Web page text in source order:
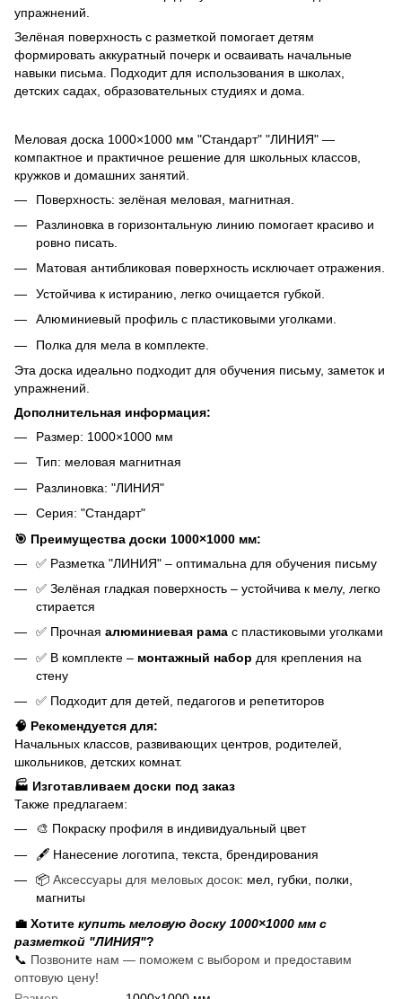
упражнений.
Зелёная поверхность с разметкой помогает детям
формировать аккуратный почерк и осваивать начальные
навыки письма. Подходит для использования в школах,
детских садах, образовательных студиях и дома.
Меловая доска 1000×1000 мм "Стандарт" "ЛИНИЯ" —
компактное и практичное решение для школьных классов,
кружков и домашних занятий.
Поверхность: зелёная меловая, магнитная.
Разлиновка в горизонтальную линию помогает красиво и
ровно писать.
Матовая антибликовая поверхность исключает отражения.
Устойчива к истиранию, легко очищается губкой.
Алюминиевый профиль с пластиковыми уголками.
Полка для мела в комплекте.
Эта доска идеально подходит для обучения письму, заметок и
упражнений.
Дополнительная информация:
Размер: 1000×1000 мм
Тип: меловая магнитная
Разлиновка: "ЛИНИЯ"
Серия: "Стандарт"
🎯 Преимущества доски 1000×1000 мм:
✅ Разметка "ЛИНИЯ" – оптимальна для обучения письму
✅ Зелёная гладкая поверхность – устойчива к мелу, легко
стирается
✅ Прочная алюминиевая рама с пластиковыми уголками
✅ В комплекте – монтажный набор для крепления на
стену
✅ Подходит для детей, педагогов и репетиторов
🧠 Рекомендуется для:
Начальных классов, развивающих центров, родителей,
школьников, детских комнат.
🏭 Изготавливаем доски под заказ
Также предлагаем:
🎨 Покраску профиля в индивидуальный цвет
🖋️ Нанесение логотипа, текста, брендирования
📦 Аксессуары для меловых досок: мел, губки, полки,
магниты
💼 Хотите купить меловую доску 1000×1000 мм с
разметкой "ЛИНИЯ"?
📞 Позвоните нам — поможем с выбором и предоставим
оптовую цену!